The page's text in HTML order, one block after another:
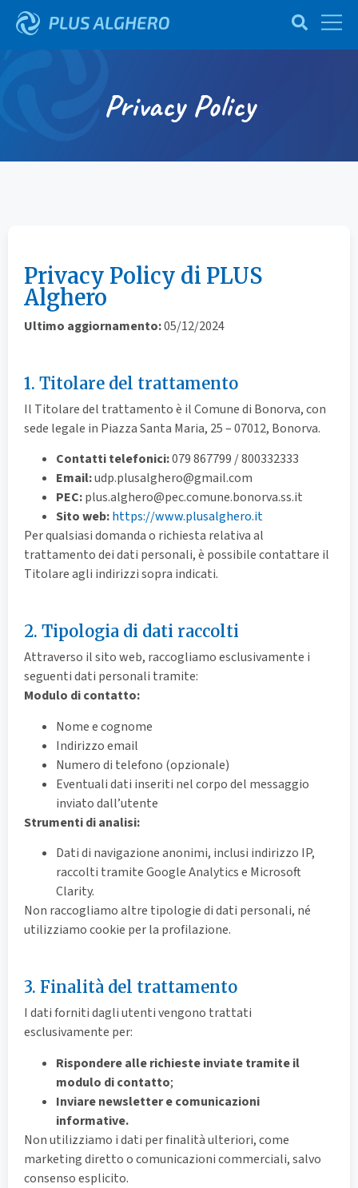
Privacy Policy
Privacy Policy di PLUS
Alghero
Ultimo aggiornamento:05/12/2024
1. Titolare del trattamento
Il Titolare del trattamento è il Comune di Bonorva, con
sede legale in Piazza Santa Maria, 25 – 07012, Bonorva.
Contatti telefonici:079 867799 / 800332333
Email:udp.plusalghero@gmail.com
PEC:plus.alghero@pec.comune.bonorva.ss.it
Sito web:https://www.plusalghero.it
Per qualsiasi domanda o richiesta relativa al
trattamento dei dati personali, è possibile contattare il
Titolare agli indirizzi sopra indicati.
2. Tipologia di dati raccolti
Attraverso il sito web, raccogliamo esclusivamente i
seguenti dati personali tramite:
Modulo di contatto:
Nome e cognome
Indirizzo email
Numero di telefono (opzionale)
Eventuali dati inseriti nel corpo del messaggio
inviato dall’utente
Strumenti di analisi:
Dati di navigazione anonimi, inclusi indirizzo IP,
raccolti tramite Google Analytics e Microsoft
Clarity.
Non raccogliamo altre tipologie di dati personali, né
utilizziamo cookie per la profilazione.
3. Finalità del trattamento
I dati forniti dagli utenti vengono trattati
esclusivamente per:
Rispondere alle richieste inviate tramite il
modulo di contatto;
Inviare newsletter e comunicazioni
informative.
Non utilizziamo i dati per finalità ulteriori, come
marketing diretto o comunicazioni commerciali, salvo
consenso esplicito.